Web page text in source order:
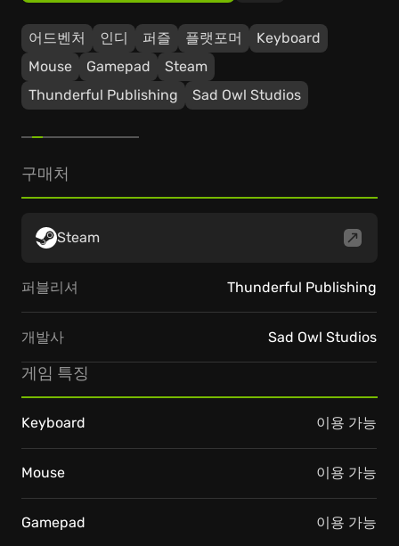
어드벤처 인디 퍼즐 플랫포머
Keyboard
Mouse
Gamepad
Steam
Thunderful Publishing
Sad Owl Studios
구매처
Steam
퍼블리셔 Thunderful Publishing
개발사 Sad Owl Studios
게임 특징
Keyboard 이용 가능
Mouse 이용 가능
Gamepad 이용 가능